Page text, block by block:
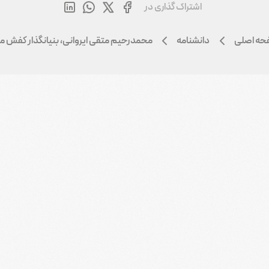
اشتراک گذاری در
اصلی دانشنامه محمدرحیم متقی ایروانی، بنیانگذار کفش